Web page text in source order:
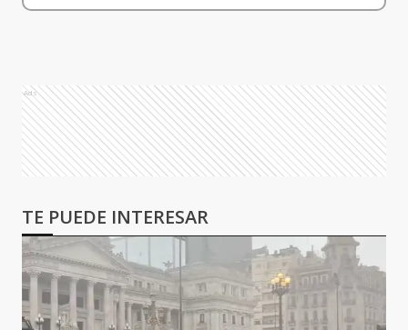
Ads
TE PUEDE INTERESAR